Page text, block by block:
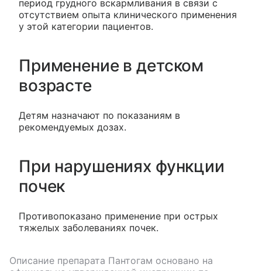
период грудного вскармливания в связи с
отсутствием опыта клинического применения
у этой категории пациентов.
Применение в детском
возрасте
Детям назначают по показаниям в
рекомендуемых дозах.
При нарушениях функции
почек
Противопоказано применение при острых
тяжелых заболеваниях почек.
Описание препарата Пантогам основано на